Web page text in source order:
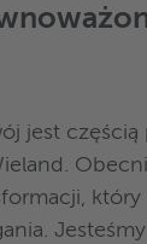
jest częścią
który